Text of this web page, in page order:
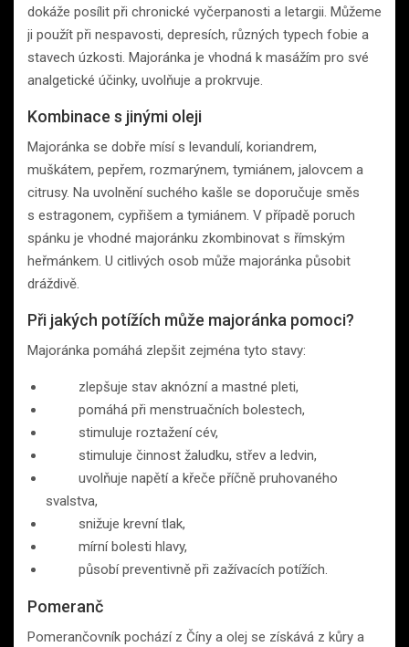
dokáže posílit při chronické vyčerpanosti a letargii. Můžeme
ji použít při nespavosti, depresích, různých typech fobie a
stavech úzkosti. Majoránka je vhodná k masážím pro své
analgetické účinky, uvolňuje a prokrvuje.
Kombinace s jinými oleji
Majoránka se dobře mísí s levandulí, koriandrem,
muškátem, pepřem, rozmarýnem, tymiánem, jalovcem a
citrusy. Na uvolnění suchého kašle se doporučuje směs
s estragonem, cypřišem a tymiánem. V případě poruch
spánku je vhodné majoránku zkombinovat s římským
heřmánkem. U citlivých osob může majoránka působit
dráždivě.
Při jakých potížích může majoránka pomoci?
Majoránka pomáhá zlepšit zejména tyto stavy:
zlepšuje stav aknózní a mastné pleti,
pomáhá při menstruačních bolestech,
stimuluje roztažení cév,
stimuluje činnost žaludku, střev a ledvin,
uvolňuje napětí a křeče příčně pruhovaného
svalstva,
snižuje krevní tlak,
mírní bolesti hlavy,
působí preventivně při zažívacích potížích.
Pomeranč
Pomerančovník pochází z Číny a olej se získává z kůry a